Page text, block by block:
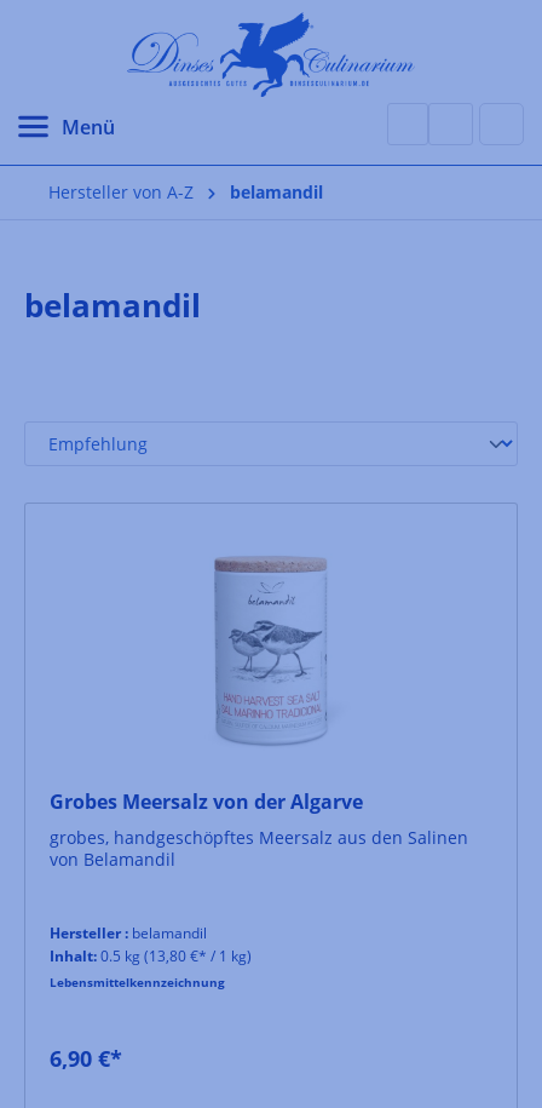
Hersteller von A-Z belamandil
belamandil
Grobes Meersalz von der Algarve
grobes, handgeschöpftes Meersalz aus den Salinen
von Belamandil
Hersteller : belamandil
Inhalt:0.5 kg (13,80 €* / 1 kg)
Lebensmittelkennzeichnung
6,90 €*